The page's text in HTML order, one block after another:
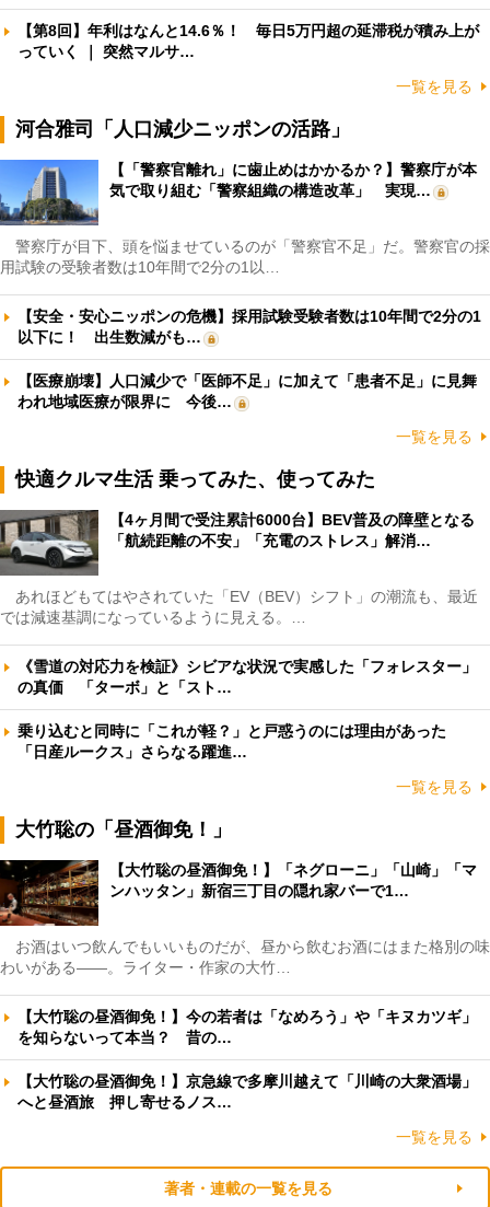
【第8回】年利はなんと14.6％！ 毎日5万円超の延滞税が積み上が
っていく ｜ 突然マルサ…
一覧を見る
河合雅司「人口減少ニッポンの活路」
【「警察官離れ」に歯止めはかかるか？】警察庁が本
気で取り組む「警察組織の構造改革」 実現…
警察庁が目下、頭を悩ませているのが「警察官不足」だ。警察官の採
用試験の受験者数は10年間で2分の1以…
【安全・安心ニッポンの危機】採用試験受験者数は10年間で2分の1
以下に！ 出生数減がも…
【医療崩壊】人口減少で「医師不足」に加えて「患者不足」に見舞
われ地域医療が限界に 今後…
一覧を見る
快適クルマ生活 乗ってみた、使ってみた
【4ヶ月間で受注累計6000台】BEV普及の障壁となる
「航続距離の不安」「充電のストレス」解消…
あれほどもてはやされていた「EV（BEV）シフト」の潮流も、最近
では減速基調になっているように見える。…
《雪道の対応力を検証》シビアな状況で実感した「フォレスター」
の真価 「ターボ」と「スト…
乗り込むと同時に「これが軽？」と戸惑うのには理由があった
「日産ルークス」さらなる躍進…
一覧を見る
大竹聡の「昼酒御免！」
【大竹聡の昼酒御免！】「ネグローニ」「山崎」「マ
ンハッタン」新宿三丁目の隠れ家バーで1…
お酒はいつ飲んでもいいものだが、昼から飲むお酒にはまた格別の味
わいがある――。ライター・作家の大竹…
【大竹聡の昼酒御免！】今の若者は「なめろう」や「キヌカツギ」
を知らないって本当？ 昔の…
【大竹聡の昼酒御免！】京急線で多摩川越えて「川崎の大衆酒場」
へと昼酒旅 押し寄せるノス…
一覧を見る
著者・連載の一覧を見る